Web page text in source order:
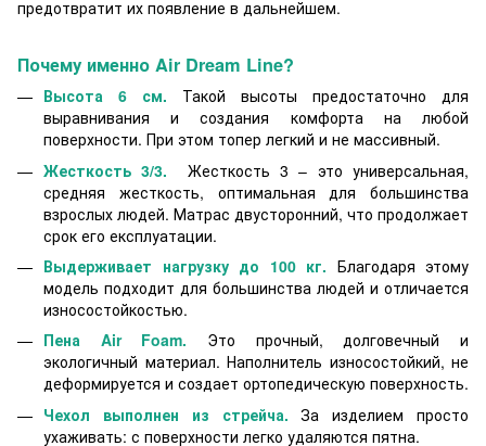
предотвратит их появление в дальнейшем.
Почему именно Air Dream Line?
Высота 6 см.
Такой высоты предостаточно для
выравнивания и создания комфорта на любой
поверхности. При этом топер легкий и не массивный.
Жесткость 3/3. Жесткость 3 – это универсальная,
средняя жесткость, оптимальная для большинства
взрослых людей. Матрас двусторонний, что продолжает
срок его експлуатации.
Выдерживает нагрузку до 100 кг. Благодаря этому
модель подходит для большинства людей и отличается
износостойкостью.
Пена Air Foam.
Это прочный, долговечный и
экологичный материал. Наполнитель износостойкий, не
деформируется и создает ортопедическую поверхность.
Чехол выполнен из стрейча.
За изделием просто
ухаживать: с поверхности легко удаляются пятна.